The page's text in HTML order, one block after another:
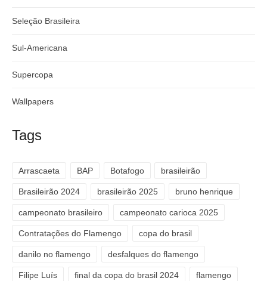
Seleção Brasileira
Sul-Americana
Supercopa
Wallpapers
Tags
Arrascaeta BAP Botafogo brasileirão
Brasileirão 2024 brasileirão 2025 bruno henrique
campeonato brasileiro campeonato carioca 2025
Contratações do Flamengo copa do brasil
danilo no flamengo desfalques do flamengo
Filipe Luís final da copa do brasil 2024 flamengo